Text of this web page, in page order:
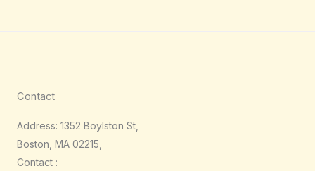
Contact
Address: 1352 Boylston St,
Boston, MA 02215,
Contact :